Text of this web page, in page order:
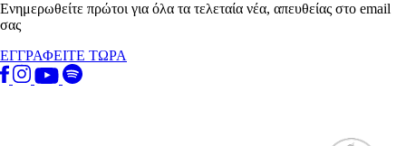
Ενημερωθείτε πρώτοι για όλα τα τελεταία νέα, απευθείας στο email
σας
ΕΓΓΡΑΦΕΙΤΕ ΤΩΡΑ